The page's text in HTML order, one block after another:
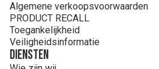
Algemene verkoopsvoorwaarden
PRODUCT RECALL
Toegankelijkheid
Veiligheidsinformatie
Diensten